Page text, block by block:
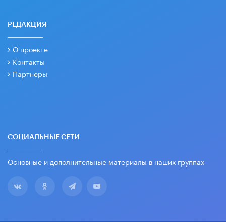
РЕДАКЦИЯ
О проекте
Контакты
Партнеры
СОЦИАЛЬНЫЕ СЕТИ
Основные и дополнительные материалы в наших группах